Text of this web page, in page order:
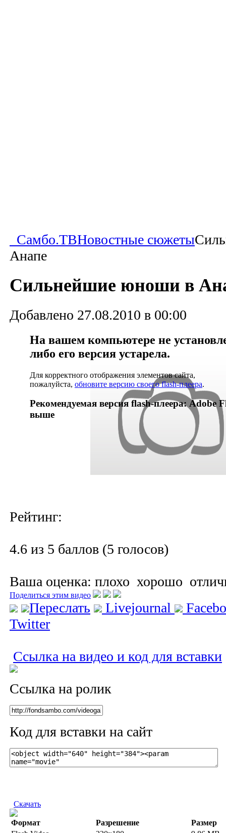
Самбо.ТВНовостные сюжеты
Анапе
Сильнейшие юноши в
Добавлено 27.08.2010 в 00:00
На вашем компьютере не
либо его версия устарела.
Для корректного отображения элементов сайта,
пожалуйста, обновите версию своего flash-плеера.
Рекомендуемая версия flash-плеера: Adobe
выше
Рейтинг:
4.6 из 5 баллов (5 голосов)
Ваша оценка: плохо хорошо
Поделиться этим видео
Переслать Livejournal
Twitter
Ссылка на видео и код для вставки
Ссылка на ролик
Код для вставки на сайт
Скачать
Формат Разрешение
Размер